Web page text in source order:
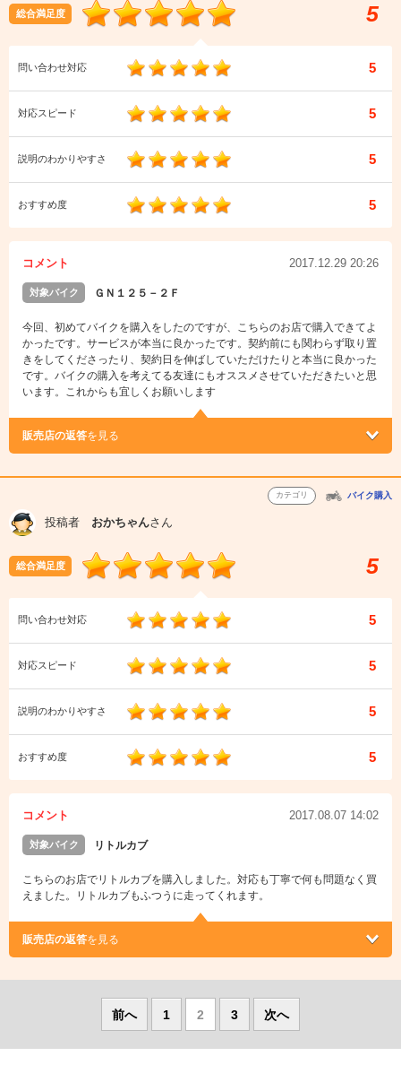
総合満足度 5
問い合わせ対応 5
対応スピード 5
説明のわかりやすさ 5
おすすめ度 5
コメント 2017.12.29 20:26
対象バイク ＧＮ１２５－２Ｆ
今回、初めてバイクを購入をしたのですが、こちらのお店で購入できてよ
かったです。サービスが本当に良かったです。契約前にも関わらず取り置
きをしてくださったり、契約日を伸ばしていただけたりと本当に良かった
です。バイクの購入を考えてる友達にもオススメさせていただきたいと思
います。これからも宜しくお願いします
販売店の返答を見る
カテゴリ バイク購入
投稿者 おかちゃんさん
総合満足度 5
問い合わせ対応 5
対応スピード 5
説明のわかりやすさ 5
おすすめ度 5
コメント 2017.08.07 14:02
対象バイク リトルカブ
こちらのお店でリトルカブを購入しました。対応も丁寧で何も問題なく買
えました。リトルカブもふつうに走ってくれます。
販売店の返答を見る
前へ 1 2 3 次へ